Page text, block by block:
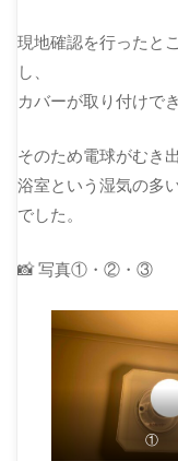
現地確認を行ったと
し、
カバーが取り付けで
そのため電球がむき
浴室という湿気の多
でした。
📸 写真①・②・③
①